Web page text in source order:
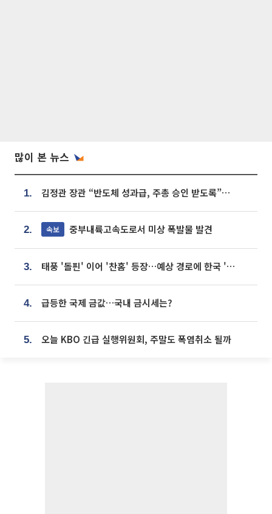
많이 본 뉴스
1. 김정관 장관 “반도체 성과급, 주총 승인 받도록”…상법·자본시장법 개정 시사
2. 속보 중부내륙고속도로서 미상 폭발물 발견
3. 태풍 '돌핀' 이어 '찬홈' 등장…예상 경로에 한국 '한숨'
4. 급등한 국제 금값…국내 금시세는?
5. 오늘 KBO 긴급 실행위원회, 주말도 폭염취소 될까